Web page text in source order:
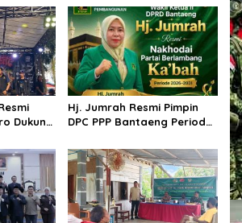
Kontroversial terhadap
Pasien BPJS
Dukung
Hj. Jumrah Resmi Pimpin
DPC PPP Bantaeng Periode